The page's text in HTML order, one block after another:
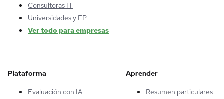
Consultoras IT
Universidades y FP
Ver todo para empresas
Plataforma
Evaluación con IA
Aprender
Resumen particulares